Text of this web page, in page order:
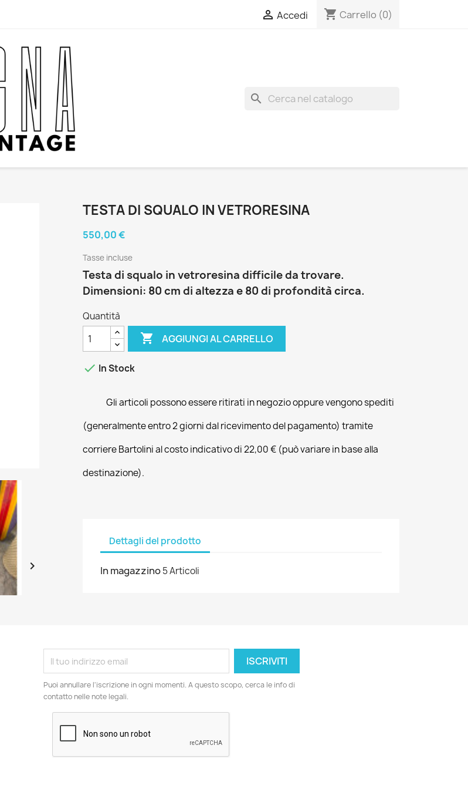
 Accedi shopping_cart Carrello (0)
search

TESTA DI SQUALO IN VETRORESINA
550,00 €
Tasse incluse
Testa di squalo in vetroresina difficile da trovare.
Dimensioni: 80 cm di altezza e 80 di profondità circa.
Quantità
 AGGIUNGI AL CARRELLO
 In Stock
Gli articoli possono essere ritirati in negozio oppure vengono spediti
(generalmente entro 2 giorni dal ricevimento del pagamento) tramite
corriere Bartolini al costo indicativo di 22,00 € (può variare in base alla
destinazione).
Dettagli del prodotto
In magazzino5 Articoli
Puoi annullare l'iscrizione in ogni momenti. A questo scopo, cerca le info di
contatto nelle note legali.